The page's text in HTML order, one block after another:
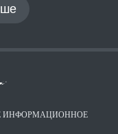
ИНФОРМАЦИОННОЕ